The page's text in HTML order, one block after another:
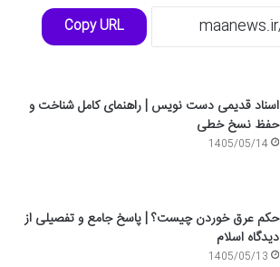
Copy URL
اسناد قدیمی دست نویس | راهنمای کامل شناخت و
حفظ نسخ خطی
1405/05/14
حکم عرق خوردن چیست؟ | پاسخ جامع و تفصیلی از
دیدگاه اسلام
1405/05/13